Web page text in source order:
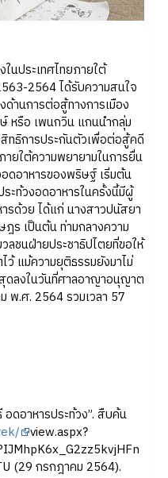
ประเทศไทยภายใต้
2564 ได้รับความสนใจ
านการต่อสู้ทางการเมือง
หรือ เพนกวิน แกนนำกลุ่ม
ทธิการประกันตัวเพื่อต่อสู้คดี
ยใต้ความพยายามในการยื่น
ดอาหารของพริษฐ์ เริ่มต้น
ะท้วงอดอาหารในครั้งนี้มีผู้
รด้วย ได้แก่ นางสาวปนัสยา
ร เป็นต้น ท่ามกลางความ
ลชนฝ่ายประชาธิปไตยที่ขอให้
ว้ แม้ความยุติธรรมยังมาไม่
ดลงในวันที่ศาลอาญาอนุญาต
พ.ศ. 2564 รวมเวลา 57
ดอาหารประท้วง”. สืบค้น
view.aspx?
(29 กรกฎาคม 2564).